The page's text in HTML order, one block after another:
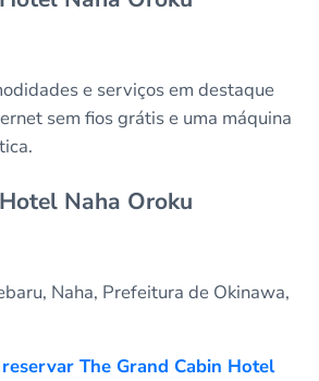
e serviços em destaque
sem fios grátis e uma máquina
Naha Oroku
Naha, Prefeitura de Okinawa,
The Grand Cabin Hotel